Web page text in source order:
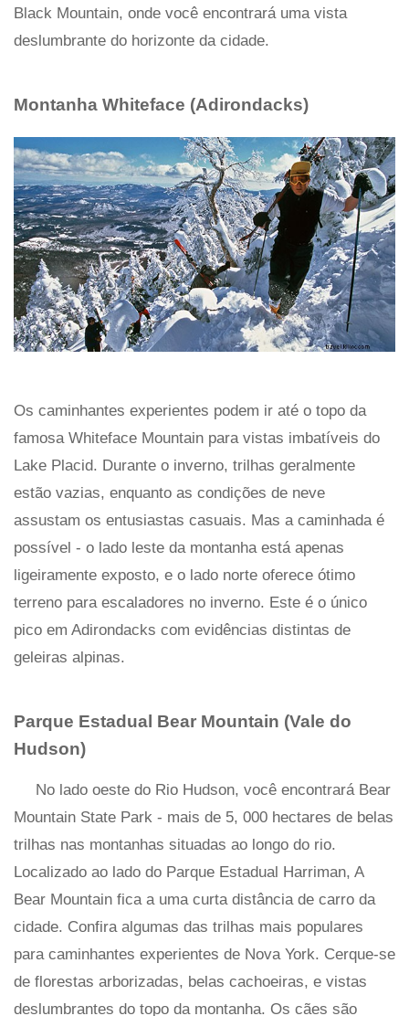
Black Mountain, onde você encontrará uma vista
deslumbrante do horizonte da cidade.
Montanha Whiteface (Adirondacks)
Os caminhantes experientes podem ir até o topo da
famosa Whiteface Mountain para vistas imbatíveis do
Lake Placid. Durante o inverno, trilhas geralmente
estão vazias, enquanto as condições de neve
assustam os entusiastas casuais. Mas a caminhada é
possível - o lado leste da montanha está apenas
ligeiramente exposto, e o lado norte oferece ótimo
terreno para escaladores no inverno. Este é o único
pico em Adirondacks com evidências distintas de
geleiras alpinas.
Parque Estadual Bear Mountain (Vale do
Hudson)
No lado oeste do Rio Hudson, você encontrará Bear
Mountain State Park - mais de 5, 000 hectares de belas
trilhas nas montanhas situadas ao longo do rio.
Localizado ao lado do Parque Estadual Harriman, A
Bear Mountain fica a uma curta distância de carro da
cidade. Confira algumas das trilhas mais populares
para caminhantes experientes de Nova York. Cerque-se
de florestas arborizadas, belas cachoeiras, e vistas
deslumbrantes do topo da montanha. Os cães são